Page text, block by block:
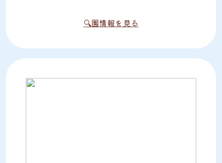
🔍園情報を見る